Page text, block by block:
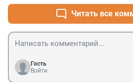
Читать все
Гость
Войти